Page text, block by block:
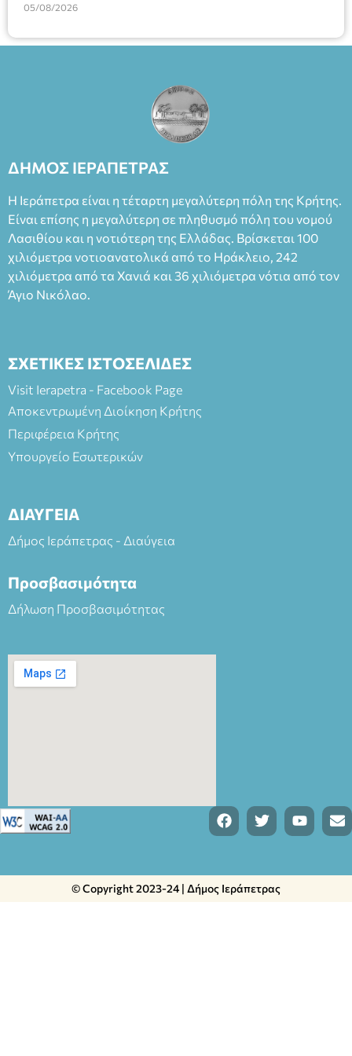
Πλαστήρα), E&G Mini market (Δημοκρατίας 39 Ιεράπετρα)
(Είσοδος ΕΠΑ.Λ.) Έναρξη 21:15 Οργάνωση: ΚΝΩΣΟΣ
ΘΕΑΤΡΙΚΕΣ ΠΑΡΑΓΩΓΕΣ ΕΕ
Υπηρεσιών για αποφάσεις, πιστοποιητικά, πράξεις και
(Ν. 5314/2026).»
05/08/2026
ΔΗΜΟΣ ΙΕΡΑΠΕΤΡΑΣ
Η Ιεράπετρα είναι η τέταρτη μεγαλύτερη πόλη της Κρήτης.
Είναι επίσης η μεγαλύτερη σε πληθυσμό πόλη του νομού
Λασιθίου και η νοτιότερη της Ελλάδας. Βρίσκεται 100
χιλιόμετρα νοτιοανατολικά από το Ηράκλειο, 242
χιλιόμετρα από τα Χανιά και 36 χιλιόμετρα νότια από τον
Άγιο Νικόλαο.
ΣΧΕΤΙΚΕΣ ΙΣΤΟΣΕΛΙΔΕΣ
Visit Ierapetra - Facebook Page
Αποκεντρωμένη Διοίκηση Κρήτης
Περιφέρεια Κρήτης
Υπουργείο Εσωτερικών
ΔΙΑΥΓΕΙΑ
Δήμος Ιεράπετρας - Διαύγεια
Προσβασιμότητα
Δήλωση Προσβασιμότητας
© Copyright 2023-24 | Δήμος Ιεράπετρας